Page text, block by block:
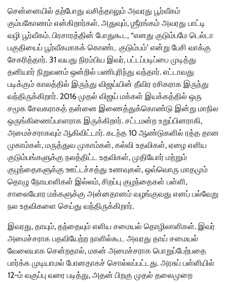
சென்னையில் தற்போது வசித்தாலும் அவரது பூர்வீகம்
கும்பகோணம் என்கிறார்கள். அதுவும், ஶ்ரீரங்கம் அவரது பாட்டி
வழி பூர்வீகம். பிரசாரத்தின் போதுகூட, “எனது குடும்பமே டெல்டா
பகுதியைப் பூர்வீகமாகக் கொண்ட குடும்பம்’ என்று பேசி வாக்கு
சேகரித்தார். 31 வயது நிரம்பிய இவர், பட்டப்படிப்பை முடித்து
தனியார் நிறுவனம் ஒன்றில் பணிபுரிந்து வந்தார். எட்டாவது
படிக்கும் காலத்தில் இருந்து விஜய்யின் தீவிர ரசிகராக இருந்து
வந்திருக்கிறார். 2016 முதல் விஜய் மக்கள் இயக்கத்தில் ஒரு
சமூக சேவகராகத் தன்னை இணைத்துக்கொண்டு இன்று மாநில
ஒருங்கிணைப்பாளராக இருக்கிறார். சட்டமன்ற உறுப்பினராகி,
அமைச்சராகவும் ஆகிவிட்டார். கடந்த 10 ஆண்டுகளில் ரத்த தான
முகாம்கள், மருத்துவ முகாம்கள், கல்வி உதவிகள், ஏழை எளிய
குடும்பங்களுக்கு நலத்திட்ட உதவிகள், முதியோர் மற்றும்
குழந்தைகளுக்கு ஊட்டச்சத்து உணவுகள், ஒவ்வொரு மாதமும்
தொழு நோயாளிகள் இல்லம், சிறப்பு குழந்தைகள் பள்ளி,
சாலையோர மக்களுக்கு அன்னதானம் வழங்குவது எனப் பல்வேறு
நல உதவிகளை செய்து வந்திருக்கிறார்.
இவரது, தாயும், தந்தையும் எளிய சமையல் தொழிலாளிகள். இவர்
அமைச்சராக பதவியேற்ற நாளில்கூட அவரது தாய் சமையல்
வேலையாக சென்றதால், மகன் அமைச்சராக பொறுப்பேற்பதை
பார்க்க முடியாமல் போனதாகச் சொல்லப்பட்டது. அரசுப் பள்ளியில்
12-ம் வகுப்பு வரை படித்து, அதன் பிறகு முதல் தலைமுறை